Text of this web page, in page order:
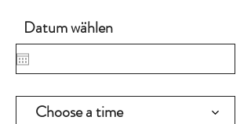
Datum wählen
Choose a time